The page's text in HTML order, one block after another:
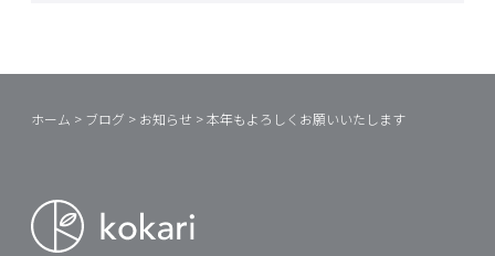
ホーム > ブログ > お知らせ >本年もよろしくお願いいたします